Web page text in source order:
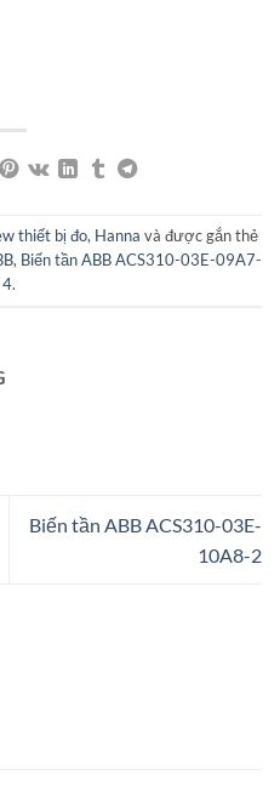
thiết bị đo, Hanna và được gắn thẻ
, Biến tần ABB ACS310-03E-09A7-
4.
Biến tần ABB ACS310-03E-
10A8-2